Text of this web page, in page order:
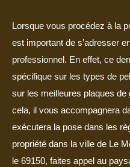
Lorsque vous procédez à la
est important de s’adresser
professionnel. En effet, ce
spécifique sur les types de
sur les meilleures plaques de
cela, il vous accompagnera
exécutera la pose dans les
propriété dans la ville de Le
le 69150, faites appel au